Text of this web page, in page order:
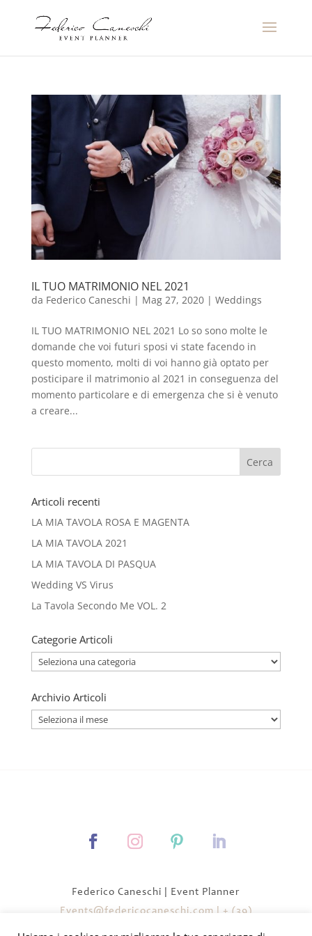
IL TUO MATRIMONIO NEL 2021
da Federico Caneschi | Mag 27, 2020| Weddings
IL TUO MATRIMONIO NEL 2021 Lo so sono molte le
domande che voi futuri sposi vi state facendo in
questo momento, molti di voi hanno già optato per
posticipare il matrimonio al 2021 in conseguenza del
momento particolare e di emergenza che si è venuto
a creare...
Articoli recenti
LA MIA TAVOLA ROSA E MAGENTA
LA MIA TAVOLA 2021
LA MIA TAVOLA DI PASQUA
Wedding VS Virus
La Tavola Secondo Me VOL. 2
Categorie Articoli
Categorie
Articoli
Archivio Articoli
Archivio
Articoli
Federico Caneschi | Event Planner
Events@federicocaneschi.com | + (39)
3454343837